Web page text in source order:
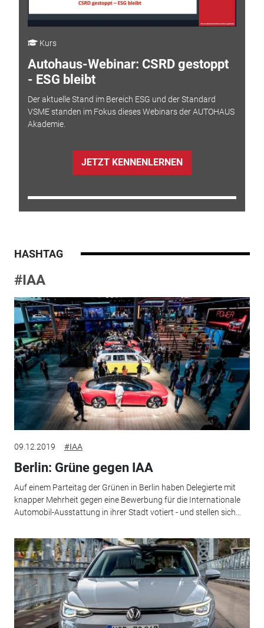
Kurs
Autohaus-Webinar: CSRD gestoppt
- ESG bleibt
Der aktuelle Stand im Bereich ESG und der Standard
VSME standen im Fokus dieses Webinars der AUTOHAUS
Akademie.
JETZT KENNENLERNEN
HASHTAG
#IAA
09.12.2019 #IAA
Berlin: Grüne gegen IAA
Auf einem Parteitag der Grünen in Berlin haben Delegierte mit
knapper Mehrheit gegen eine Bewerbung für die Internationale
Automobil-Ausstattung in ihrer Stadt votiert - und stellen sich...